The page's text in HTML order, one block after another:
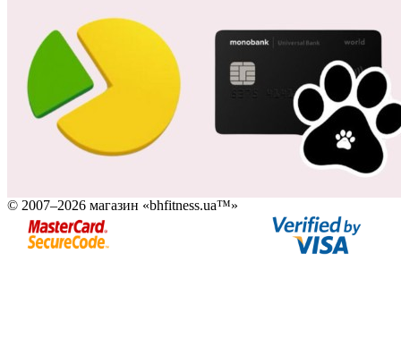
© 2007–2026 магазин «bhfitness.ua™»